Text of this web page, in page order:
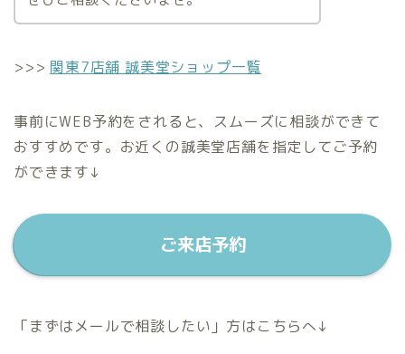
>>> 関東7店舗 誠美堂ショップ一覧
事前にWEB予約をされると、スムーズに相談ができて
おすすめです。お近くの誠美堂店舗を指定してご予約
ができます↓
ご来店予約
「まずはメールで相談したい」方はこちらへ↓